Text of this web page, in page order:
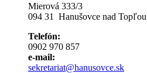
Mierová 333/3
094 31 Hanušovce nad Topľou
Telefón:
0902 970 857
e-mail:
sekretariat@hanusovce.sk